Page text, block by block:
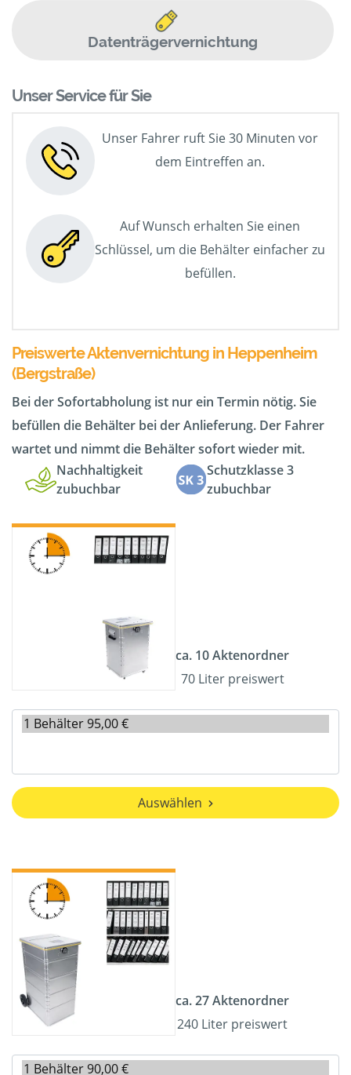
Datenträgervernichtung
Unser Service für Sie
Unser Fahrer ruft Sie 30 Minuten vor
dem Eintreffen an.
Auf Wunsch erhalten Sie einen
Schlüssel, um die Behälter einfacher zu
befüllen.
Preiswerte Aktenvernichtung in Heppenheim
(Bergstraße)
Bei der Sofortabholung ist nur ein Termin nötig. Sie
befüllen die Behälter bei der Anlieferung. Der Fahrer
wartet und nimmt die Behälter sofort wieder mit.
Nachhaltigkeit
zubuchbar
Schutzklasse 3
zubuchbar
ca. 10 Aktenordner
70 Liter preiswert
Auswählen
ca. 27 Aktenordner
240 Liter preiswert